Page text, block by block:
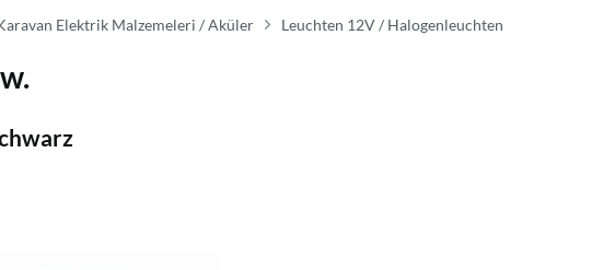
Elektrik Malzemeleri / Aküler Leuchten 12V / Halogenleuchten